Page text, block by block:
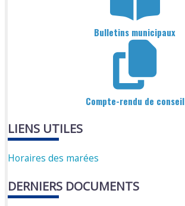
Bulletins municipaux
Compte-rendu de conseil
LIENS UTILES
Horaires des marées
DERNIERS DOCUMENTS